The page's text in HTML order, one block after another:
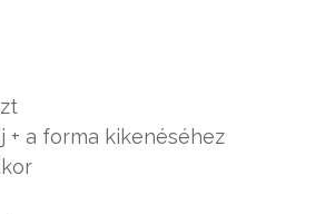
+ a forma kikenéséhez